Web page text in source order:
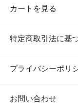
カートを見る
特定商取引法に基
プライバシーポリ
お問い合わせ